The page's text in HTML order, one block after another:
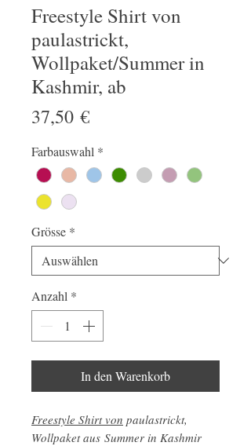
Freestyle Shirt von
paulastrickt,
Wollpaket/Summer in
Kashmir, ab
37,50 €Preis
Farbauswahl *
Grösse *
Anzahl *
In den Warenkorb
Freestyle Shirt von paulastrickt,
Wollpaket aus Summer in Kashmir